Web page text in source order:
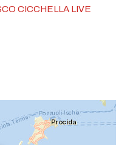
CICCHELLA LIVE